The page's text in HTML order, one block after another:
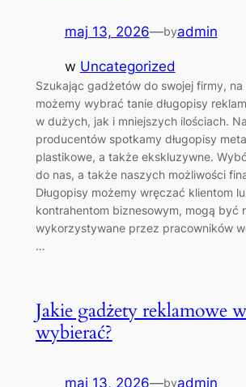
maj 13, 2026—byadmin
w Uncategorized
Szukając gadżetów do swojej firmy,
możemy wybrać tanie długopisy
w dużych, jak i mniejszych ilościach.
producentów spotkamy długopisy
plastikowe, a także ekskluzywne.
do nas, a także naszych możliwości
Długopisy możemy wręczać klientom
kontrahentom biznesowym, mogą być
wykorzystywane przez pracowników
…
Jakie gadżety reklamowe
wybierać?
maj 13, 2026—byadmin